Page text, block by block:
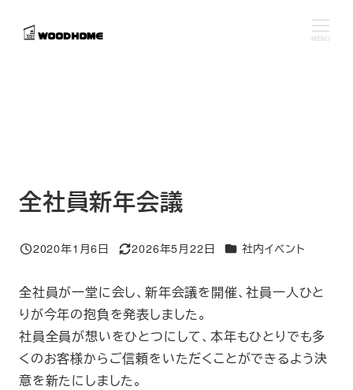
MENU
全社員新年会議
投稿日
2020年1月6日
更新日
2026年5月22日 カテゴリー
社内イベント
全社員が一堂に会し、新年会議を開催、社員一人ひと
りが今年の抱負を発表しました。
社員全員が想いをひとつにして、本年もひとりでも多
くのお客様からご信頼をいただくことができるよう決
意を新たにしました。